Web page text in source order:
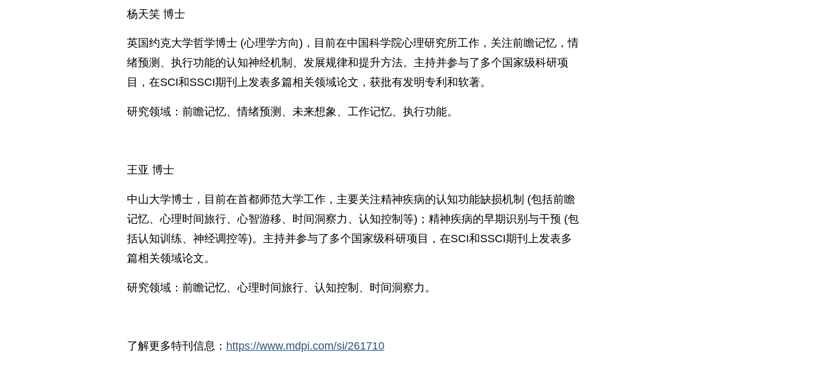
杨天笑 博士
英国约克大学哲学博士 (心理学方向)，目前在中国科学院心理研究所工作，关注前瞻记忆，情
绪预测、执行功能的认知神经机制、发展规律和提升方法。主持并参与了多个国家级科研项
目，在SCI和SSCI期刊上发表多篇相关领域论文，获批有发明专利和软著。
研究领域：前瞻记忆、情绪预测、未来想象、工作记忆、执行功能。
王亚 博士
中山大学博士，目前在首都师范大学工作，主要关注精神疾病的认知功能缺损机制 (包括前瞻
记忆、心理时间旅行、心智游移、时间洞察力、认知控制等)；精神疾病的早期识别与干预 (包
括认知训练、神经调控等)。主持并参与了多个国家级科研项目，在SCI和SSCI期刊上发表多
篇相关领域论文。
研究领域：前瞻记忆、心理时间旅行、认知控制、时间洞察力。
了解更多特刊信息： https://www.mdpi.com/si/261710